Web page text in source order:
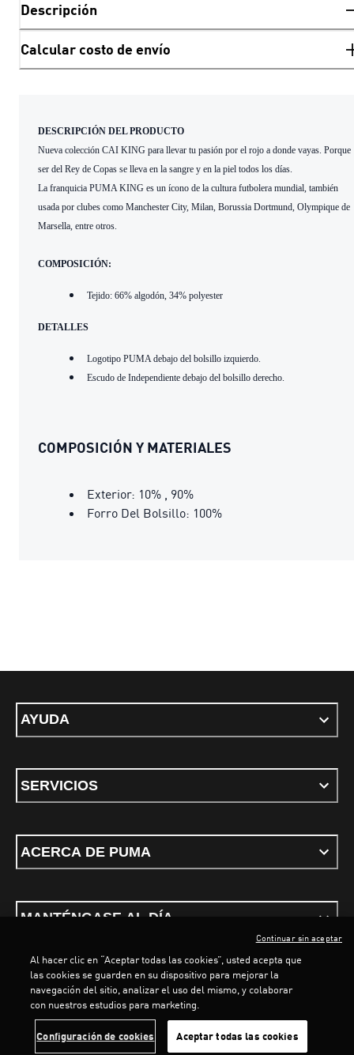
Descripción
Calcular costo de envío
LOADING...
DESCRIPCIÓN DEL PRODUCTO
Nueva colección CAI KING para llevar tu pasión por el rojo a donde vayas. Porque
ser del Rey de Copas se lleva en la sangre y en la piel todos los días.
La franquicia PUMA KING es un ícono de la cultura futbolera mundial, también
usada por clubes como Manchester City, Milan, Borussia Dortmund, Olympique de
Marsella, entre otros.
COMPOSICIÓN:
Tejido: 66% algodón, 34% polyester
DETALLES
Logotipo PUMA debajo del bolsillo izquierdo.
Escudo de Independiente debajo del bolsillo derecho.
COMPOSICIÓN Y MATERIALES
Exterior: 10% , 90%
Forro Del Bolsillo: 100%
AYUDA
SERVICIOS
ACERCA DE PUMA
MANTÉNGASE AL DÍA
Términos y CondicionesPolítica de privacidad
PUMA, 2026. Todos los derechos reservados
Al hacer clic en “Aceptar todas las cookies”, usted acepta que
las cookies se guarden en su dispositivo para mejorar la
navegación del sitio, analizar el uso del mismo, y colaborar
con nuestros estudios para marketing.
Configuración de cookies Aceptar todas las cookies
Continuar sin aceptar